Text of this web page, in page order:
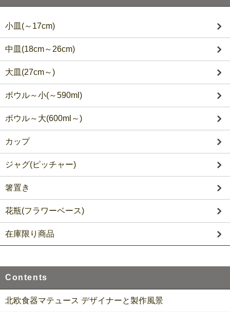
小皿(～17cm)
中皿(18cm～26cm)
大皿(27cm～)
ボウル～小(～590ml)
ボウル～大(600ml～)
カップ
ジャグ(ピッチャー)
箸置き
花瓶(フラワーベース)
在庫限り商品
Contents
北欧食器マテュース デザイナーと製作風景